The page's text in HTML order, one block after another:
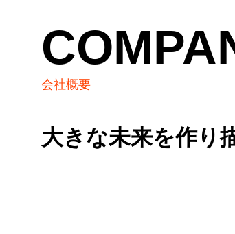
会社概要
大きな未来を作り